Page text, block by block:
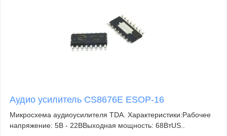
Аудио усилитель CS8676E ESOP-16
Микросхема аудиоусилителя TDA. Характеристики:Рабочее
напряжение: 5В - 22ВВыходная мощность: 68ВтUS..